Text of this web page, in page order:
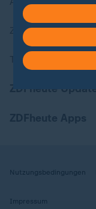
ZDFheute Stories
Themen im
ZDFheute
Nutzungsbedingungen
Impressum